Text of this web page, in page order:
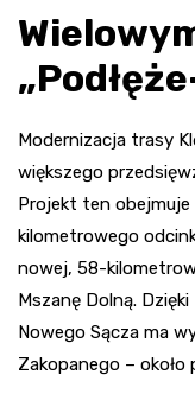
Modernizacja trasy
większego
Projekt ten
kilometrowego
nowej, 58-
Mszanę Dolną.
Nowego Sącza ma
Zakopanego – około